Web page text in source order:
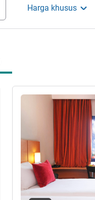
Harga khusus
Lihat detail